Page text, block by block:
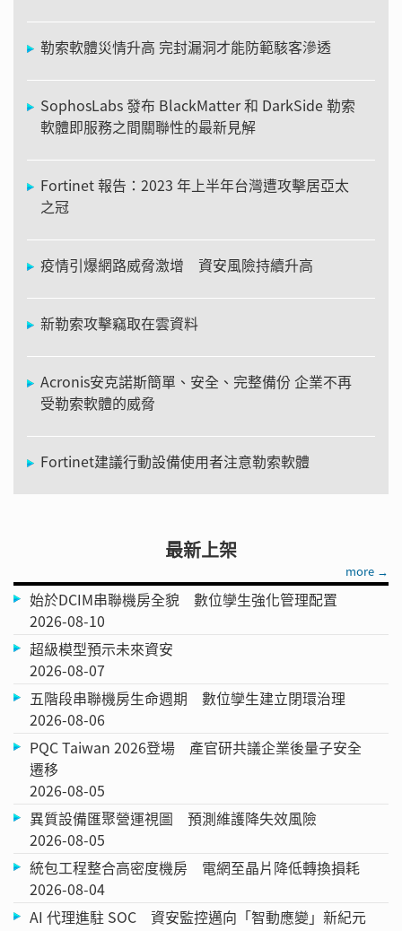
勒索軟體災情升高 完封漏洞才能防範駭客滲透
SophosLabs 發布 BlackMatter 和 DarkSide 勒索
軟體即服務之間關聯性的最新見解
Fortinet 報告：2023 年上半年台灣遭攻擊居亞太
之冠
疫情引爆網路威脅激增 資安風險持續升高
新勒索攻擊竊取在雲資料
Acronis安克諾斯簡單、安全、完整備份 企業不再
受勒索軟體的威脅
Fortinet建議行動設備使用者注意勒索軟體
最新上架
more →
始於DCIM串聯機房全貌 數位孿生強化管理配置
2026-08-10
超級模型預示未來資安
2026-08-07
五階段串聯機房生命週期 數位孿生建立閉環治理
2026-08-06
PQC Taiwan 2026登場 產官研共議企業後量子安全
遷移
2026-08-05
異質設備匯聚營運視圖 預測維護降失效風險
2026-08-05
統包工程整合高密度機房 電網至晶片降低轉換損耗
2026-08-04
AI 代理進駐 SOC 資安監控邁向「智動應變」新紀元